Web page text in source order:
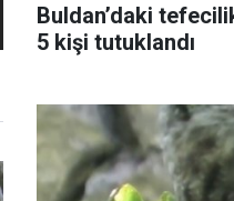
Buldan’daki
5 kişi tutuklandı